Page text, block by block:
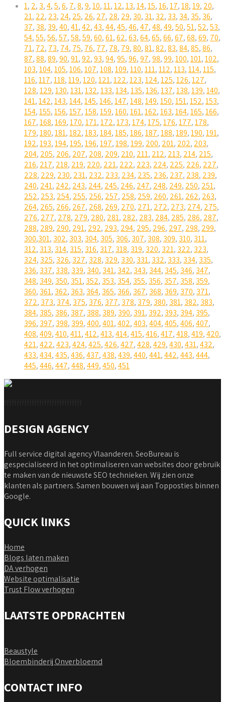
1, 2, 3,4,5,6, 7,8,9,10,11,12,13,14,15,16,17,18,19, 20,
21, 22, 23, 24, 25, 26, 27, 28, 29, 30, 31, 32, 33, 34, 35, 36,
37, 38, 39,40,41,42,43,44,45,46,47,48,49,50,51,52,53,
54,55,56,57,58,59,60,61,62,63,64,65,66,67,68,69, 70,
71, 72, 73, 74, 75, 76, 77, 78, 79,80,81,82,83,84,85,86,
87,88,89,90,91,92,93,94,95,96,97,98,99,100,101,102,
103,104,105,106,107,108,109,110,111,112,113,114,115,
116,117,118,119,120,121,122,123,124,125,126,127,
128,129,130,131,132,133,134,135,136,137,138,139,140,
141,142,143,144,145,146,147,148,149,150,151,152,153,
154,155,156,157,158,159,160,161,162,163,164,165,166,
167,168,169,170,171,172,173,174,175,176,177,178,
179,180,181,182,183,184,185,186,187,188,189,190,191,
192,193,194,195,196,197,198,199, 200, 201, 202, 203,
204, 205, 206, 207, 208, 209, 210, 211, 212, 213, 214, 215,
216, 217, 218, 219, 220, 221, 222, 223, 224, 225, 226, 227,
228, 229, 230, 231, 232, 233, 234, 235, 236, 237, 238, 239,
240, 241, 242, 243, 244, 245, 246, 247, 248, 249, 250, 251,
252, 253, 254, 255, 256, 257, 258, 259, 260, 261, 262, 263,
264, 265, 266, 267, 268, 269, 270, 271, 272, 273, 274, 275,
276, 277, 278, 279, 280, 281, 282, 283, 284, 285, 286, 287,
288, 289, 290, 291, 292, 293, 294, 295, 296, 297, 298, 299,
300,301, 302, 303, 304, 305, 306, 307, 308, 309, 310, 311,
312, 313, 314, 315, 316, 317, 318, 319, 320, 321, 322, 323,
324, 325, 326, 327, 328, 329, 330, 331, 332, 333, 334, 335,
336, 337, 338, 339, 340, 341, 342, 343, 344, 345, 346, 347,
348, 349, 350, 351, 352, 353, 354, 355, 356, 357, 358, 359,
360, 361, 362, 363, 364, 365, 366, 367, 368, 369, 370, 371,
372, 373, 374, 375, 376, 377, 378, 379, 380, 381, 382, 383,
384, 385, 386, 387, 388, 389, 390, 391, 392, 393, 394, 395,
396, 397, 398, 399,400,401,402,403,404,405,406,407,
408,409,410,411,412,413,414,415,416,417,418,419,420,
421,422,423,424,425,426,427,428,429,430,431,432,
433,434,435,436,437,438,439,440,441,442,443,444,
445,446,447,448,449,450,451
DESIGN AGENCY
Full service digital agency Vlaanderen. SeoBureau is
gespecialiseerd in het optimaliseren van websites door gebruik
te maken van de nieuwste SEO technieken. Wij zien onze
klanten als partners. Samen bouwen wij aan Topposties binnen
Google.
QUICK lINKS
Home
Blogs laten maken
DA verhogen
Website optimalisatie
Trust Flow verhogen
LAATSTE OPDRACHTEN
Beaustyle
Bloembinderij Onverbloemd
CONTACT INFO